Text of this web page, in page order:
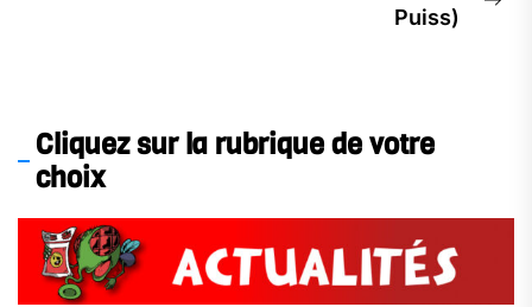
Puiss)
Cliquez sur la rubrique de votre
choix